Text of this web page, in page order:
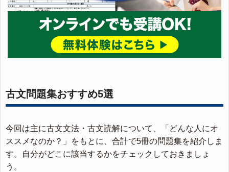
古文問題集おすすめ5選
今回は主に古文文法・古文読解について、「どんな人にオ
ススメなのか？」をもとに、合計で5冊の問題集を紹介しま
す。自分がどこに該当するかをチェックしておきましょ
う。